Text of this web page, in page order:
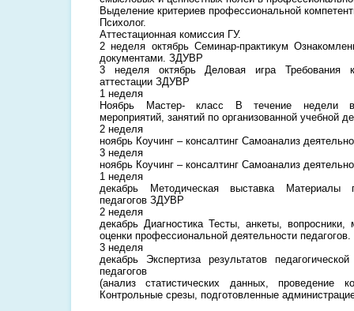
Выделение критериев профессиональной
Психолог.
Аттестационная комиссия ГУ.
2 неделя октябрь Семинар-практикум
документами. ЗДУВР
3 неделя октябрь Деловая игра Требования
аттестации ЗДУВР
1 неделя
Ноябрь Мастер- класс В течение недели
мероприятий, занятий по организованной учебной
2 неделя
ноябрь Коучинг – консалтинг Самоанализ
3 неделя
ноябрь Коучинг – консалтинг Самоанализ
1 неделя
декабрь Методическая выставка
педагогов ЗДУВР
2 неделя
декабрь Диагностика Тесты, анкеты,
оценки профессиональной деятельности
3 неделя
декабрь Экспертиза результатов
педагогов
(анализ статистических данных, проведение
Контрольные срезы, подготовленные